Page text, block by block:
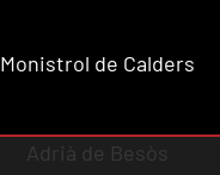
Monistrol de Calders
Adrià de Besòs